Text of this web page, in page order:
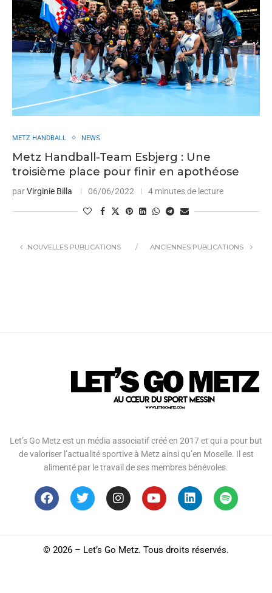
METZ HANDBALL NEWS
Metz Handball-Team Esbjerg : Une
troisième place pour finir en apothéose
parVirginie Billa 06/06/2022 4 minutes de lecture
NOUVELLES PUBLICATIONS ANCIENNES PUBLICATIONS
Let’s Go Metz est un média associatif créé en 2017 et qui a pour but
de valoriser l’actualité sportive à Metz ainsi qu’en Moselle. Il est
alimenté par le travail de ses membres bénévoles.
© 2026 – Let’s Go Metz. Tous droits réservés.